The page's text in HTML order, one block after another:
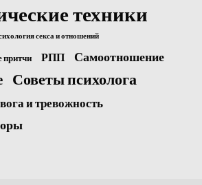
техники
секса и отношений
притчи РПП Самоотношение
Советы психолога
и тревожность